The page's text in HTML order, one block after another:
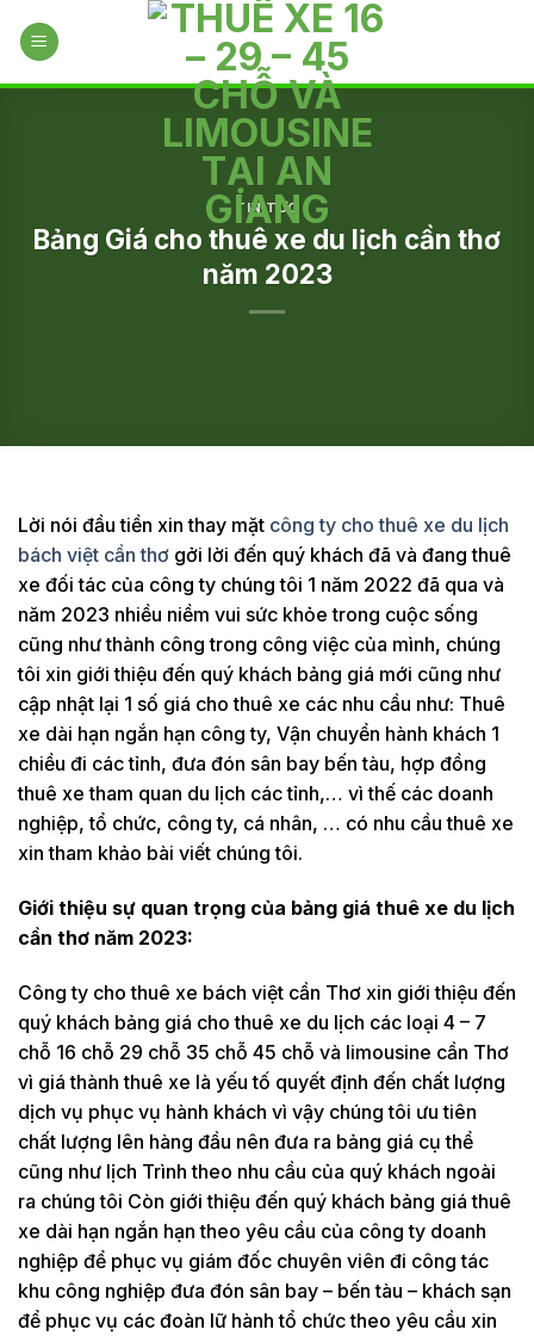
TIN TỨC
Bảng Giá cho thuê xe du lịch cần thơ
năm 2023
Lời nói đầu tiền xin thay mặt công ty cho thuê xe du lịch
bách việt cần thơ gởi lời đến quý khách đã và đang thuê
xe đối tác của công ty chúng tôi 1 năm 2022 đã qua và
năm 2023 nhiều niềm vui sức khỏe trong cuộc sống
cũng như thành công trong công việc của mình, chúng
tôi xin giới thiệu đến quý khách bảng giá mới cũng như
cập nhật lại 1 số giá cho thuê xe các nhu cầu như: Thuê
xe dài hạn ngắn hạn công ty, Vận chuyển hành khách 1
chiều đi các tỉnh, đưa đón sân bay bến tàu, hợp đồng
thuê xe tham quan du lịch các tỉnh,… vì thế các doanh
nghiệp, tổ chức, công ty, cá nhân, … có nhu cầu thuê xe
xin tham khảo bài viết chúng tôi.
Giới thiệu sự quan trọng của bảng giá thuê xe du lịch
cần thơ năm 2023:
Công ty cho thuê xe bách việt cần Thơ xin giới thiệu đến
quý khách bảng giá cho thuê xe du lịch các loại 4 – 7
chỗ 16 chỗ 29 chỗ 35 chỗ 45 chỗ và limousine cần Thơ
vì giá thành thuê xe là yếu tố quyết định đến chất lượng
dịch vụ phục vụ hành khách vì vậy chúng tôi ưu tiên
chất lượng lên hàng đầu nên đưa ra bảng giá cụ thể
cũng như lịch Trình theo nhu cầu của quý khách ngoài
ra chúng tôi Còn giới thiệu đến quý khách bảng giá thuê
xe dài hạn ngắn hạn theo yêu cầu của công ty doanh
nghiệp để phục vụ giám đốc chuyên viên đi công tác
khu công nghiệp đưa đón sân bay – bến tàu – khách sạn
để phục vụ các đoàn lữ hành tổ chức theo yêu cầu xin